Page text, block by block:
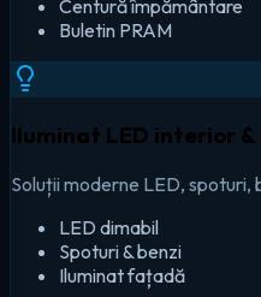
Centură împământare
Buletin PRAM
Iluminat LED interior
Soluții moderne LED, spoturi,
LED dimabil
Spoturi & benzi
Iluminat fațadă